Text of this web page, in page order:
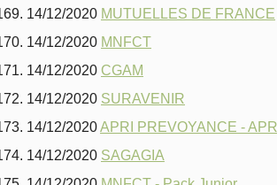
14/12/2020 MUTUELLES DE FRANCE
14/12/2020 MNFCT
14/12/2020 CGAM
14/12/2020 SURAVENIR
14/12/2020APRI PREVOYANCE -
14/12/2020 SAGAGIA